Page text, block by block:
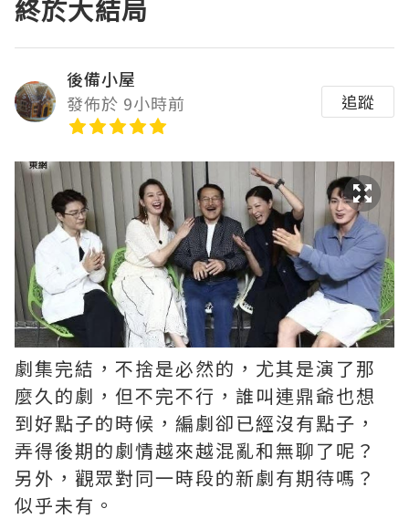
終於大結局
後備小屋
發佈於 9小時前
追蹤
劇集完結，不捨是必然的，尤其是演了那
麼久的劇，但不完不行，誰叫連鼎爺也想
到好點子的時候，編劇卻已經沒有點子，
弄得後期的劇情越來越混亂和無聊了呢？ ​​​
另外，觀眾對同一時段的新劇有期待嗎？
似乎未有。